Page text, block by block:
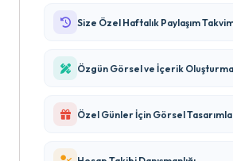
Size Özel Haftalık Paylaşım
Özgün Görsel ve İçerik Oluşturma
Özel Günler İçin Görsel